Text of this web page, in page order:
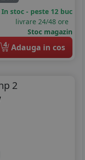
In stoc - peste 12 buc
livrare 24/48 ore
Stoc magazin
4 Adauga in cos
2